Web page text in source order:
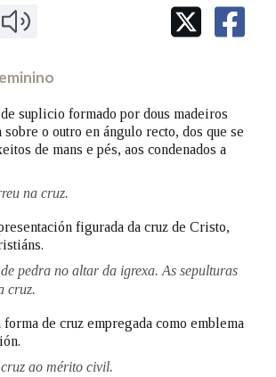
IDENTIDADE CORPORATIVA
MARCIAL DEL ADALID
FIGURAS HOMENAXEADAS
PRIMAVERA DAS LETRAS
PORTAL DAS PALABRAS
Bluesky
suplicio formado por dous madeiros
sobre o outro en ángulo recto, dos que se
de mans e pés, aos condenados a
na cruz.
figurada da cruz de Cristo,
pedra no altar da igrexa. As sepulturas
cruz.
de cruz empregada como emblema
ao mérito civil.